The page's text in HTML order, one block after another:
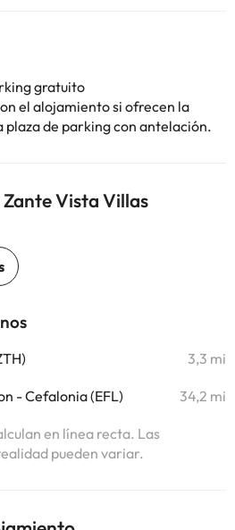
gratuito
el alojamiento si ofrecen la
de parking con antelación.
Vista Villas
3,3 mi
- Cefalonia (EFL) 34,2 mi
en línea recta. Las
pueden variar.